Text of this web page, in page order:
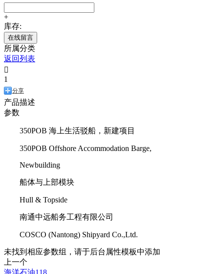
+
库存:
在线留言
所属分类
返回列表

1
分享
产品描述
参数
350POB 海上生活驳船，新建项目
350POB Offshore Accommodation Barge,
Newbuilding
船体与上部模块
Hull & Topside
南通中远船务工程有限公司
COSCO (Nantong) Shipyard Co.,Ltd.
未找到相应参数组，请于后台属性模板中添加
上一个
海洋石油118